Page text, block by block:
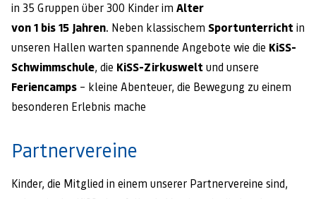
in 35 Gruppen über 300 Kinder im Alter
von 1 bis 15 Jahren. Neben klassischem Sportunterricht in
unseren Hallen warten spannende Angebote wie die KiSS-
Schwimmschule, die KiSS-Zirkuswelt und unsere
Feriencamps – kleine Abenteuer, die Bewegung zu einem
besonderen Erlebnis mache
Partnervereine
Kinder, die Mitglied in einem unserer Partnervereine sind,